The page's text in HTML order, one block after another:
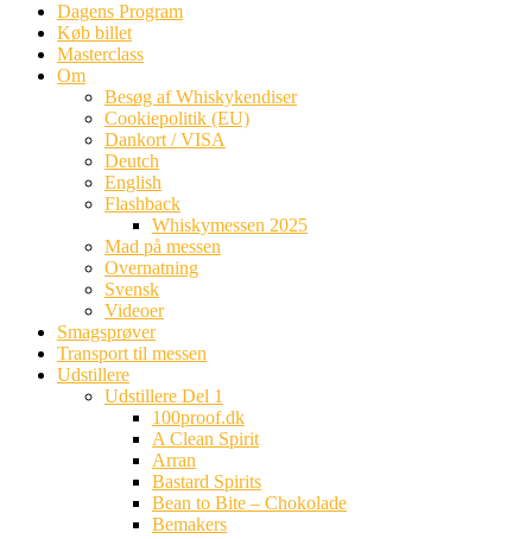
Dagens Program
Køb billet
Masterclass
Om
Besøg af Whiskykendiser
Cookiepolitik (EU)
Dankort / VISA
Deutch
English
Flashback
Whiskymessen 2025
Mad på messen
Overnatning
Svensk
Videoer
Smagsprøver
Transport til messen
Udstillere
Udstillere Del 1
100proof.dk
A Clean Spirit
Arran
Bastard Spirits
Bean to Bite – Chokolade
Bemakers